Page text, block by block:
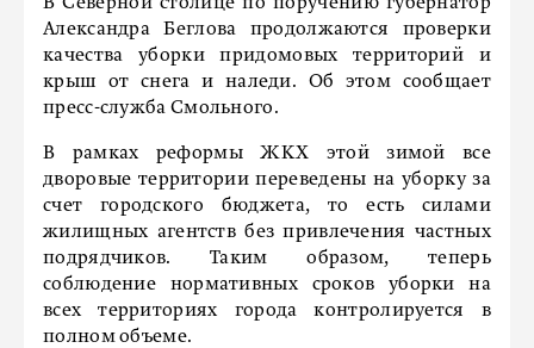
Александра Беглова продолжаются проверки
качества уборки придомовых территорий и
крыш от снега и наледи. Об этом сообщает
пресс-служба Смольного.
В рамках реформы ЖКХ этой зимой все
дворовые территории переведены на уборку за
счет городского бюджета, то есть силами
жилищных агентств без привлечения частных
подрядчиков. Таким образом, теперь
соблюдение нормативных сроков уборки на
всех территориях города контролируется в
полном объеме.